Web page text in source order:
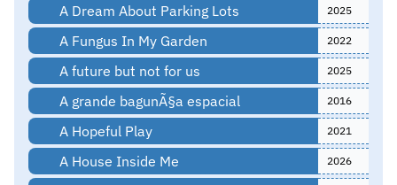
A Dream About Parking Lots 2025
A Fungus In My Garden 2022
A future but not for us 2025
A grande bagunÃ§a espacial 2016
A Hopeful Play 2021
A House Inside Me 2026